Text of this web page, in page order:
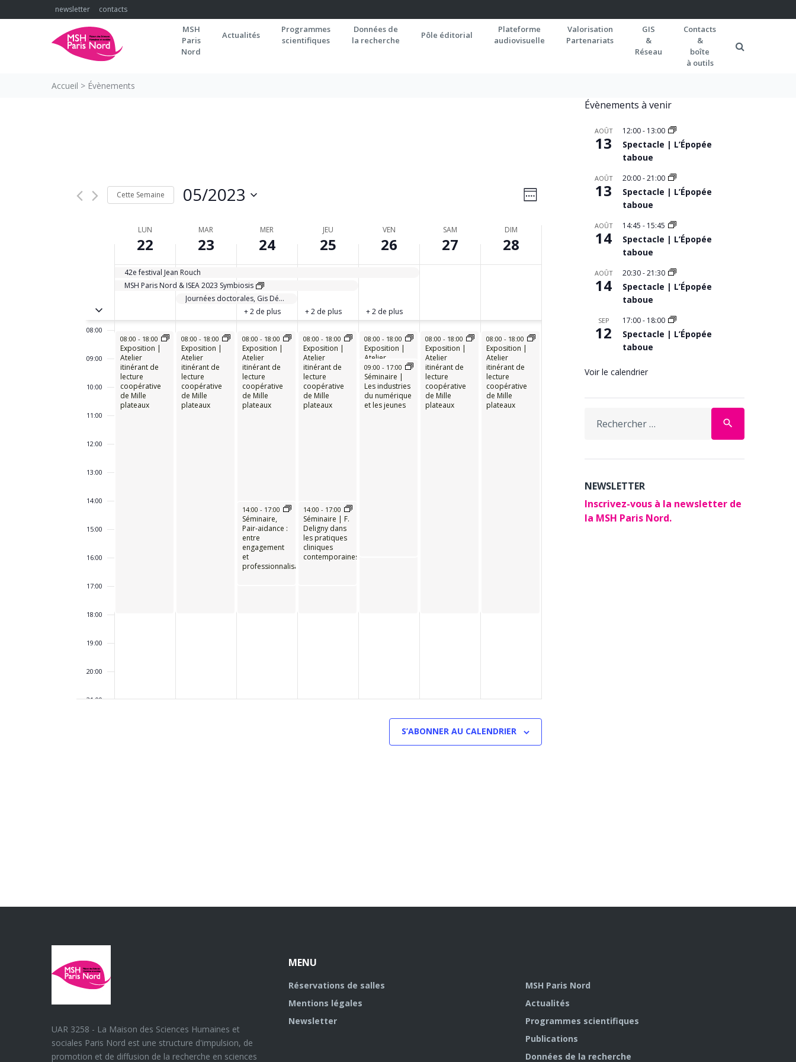
to
newsletter contacts
MSH
Paris
Nord
Actualités
Programmes
scientifiques
Données de
la recherche
Pôle éditorial
Plateforme
audiovisuelle
Valorisation
Partenariats
GIS
&
Réseau
Contacts
&
boîte
à outils
Accueil > Évènements
NAVIGATION
CONSULTATIONS
Navigation
vues
Évènement
SEMAINE
Cette Semaine 05/2023
date
SEMAINE
ÉVÈNEMENTS
LUN
22
MAR
23
MER
24
JEU
25
VEN
26
SAM
27
DIM
28
PASSER EN ÉVÈNEMENTS SUR PLUSIEURS JOURS
42e festival Jean Rouch
MSH Paris Nord & ISEA 2023 Symbiosis
Journées doctorales, Gis Démocratie et Participation
+ 2 de plus
+ 2 de plus + 2 de plus
08:00
09:00
10:00
11:00
12:00
13:00
14:00
15:00
16:00
17:00
18:00
19:00
20:00
21:00
08:00 - 18:00
Exposition |
Atelier
itinérant de
lecture
coopérative
de Mille
plateaux
08:00 - 18:00
Exposition |
Atelier
itinérant de
lecture
coopérative
de Mille
plateaux
08:00 - 18:00
Exposition |
Atelier
itinérant de
lecture
coopérative
de Mille
plateaux
14:00 - 17:00
Séminaire,
Pair-aidance :
entre
engagement
et
professionnalisation
08:00 - 18:00
Exposition |
Atelier
itinérant de
lecture
coopérative
de Mille
plateaux
14:00 - 17:00
Séminaire | F.
Deligny dans
les pratiques
cliniques
contemporaines
08:00 - 18:00
Exposition |
Atelier
itinérant de
lecture
coopérative
de Mille
plateaux
09:00 - 17:00
Séminaire |
Les industries
du numérique
et les jeunes
08:00 - 18:00
Exposition |
Atelier
itinérant de
lecture
coopérative
de Mille
plateaux
08:00 - 18:00
Exposition |
Atelier
itinérant de
lecture
coopérative
de Mille
plateaux
S’ABONNER AU CALENDRIER
Évènements à venir
AOÛT
13
12:00- 13:00
Spectacle | L’Épopée
taboue
AOÛT
13
20:00-21:00
Spectacle | L’Épopée
taboue
AOÛT
14
14:45 - 15:45
Spectacle | L’Épopée
taboue
AOÛT
14
20:30-21:30
Spectacle | L’Épopée
taboue
SEP
12
17:00- 18:00
Spectacle | L’Épopée
taboue
Voir le calendrier
for:
search
NEWSLETTER
Inscrivez-vous à la newsletter de
la MSH Paris Nord.
UAR 3258 - La Maison des Sciences Humaines et
sociales Paris Nord est une structure d'impulsion, de
promotion et de diffusion de la recherche en sciences
MENU
Réservations de salles
Mentions légales
Newsletter
MSH Paris Nord
Actualités
Programmes scientifiques
Publications
Données de la recherche